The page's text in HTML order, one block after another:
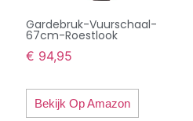
Gardebruk-Vuurschaal-
67cm-Roestlook
€ 94,95
Bekijk Op Amazon